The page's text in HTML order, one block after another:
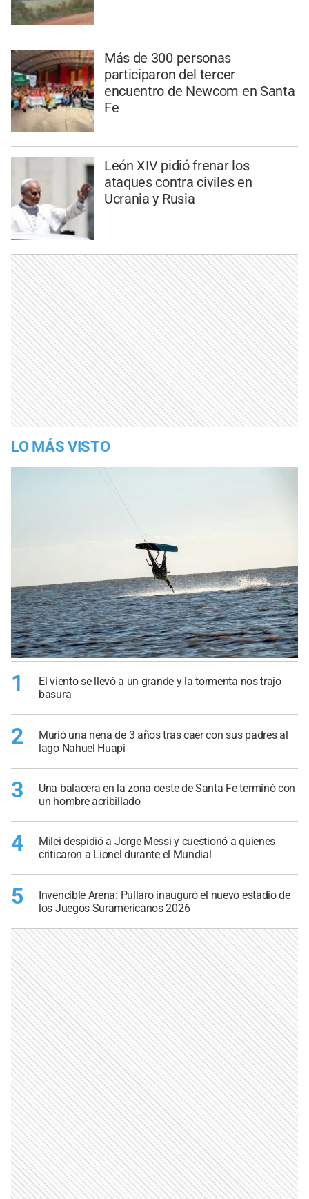
Más de 300 personas
participaron del tercer
encuentro de Newcom en Santa
Fe
León XIV pidió frenar los
ataques contra civiles en
Ucrania y Rusia
LO MÁS VISTO
1
El viento se llevó a un grande y la tormenta nos trajo
basura
2
Murió una nena de 3 años tras caer con sus padres al
lago Nahuel Huapi
3
Una balacera en la zona oeste de Santa Fe terminó con
un hombre acribillado
4
Milei despidió a Jorge Messi y cuestionó a quienes
criticaron a Lionel durante el Mundial
5
Invencible Arena: Pullaro inauguró el nuevo estadio de
los Juegos Suramericanos 2026